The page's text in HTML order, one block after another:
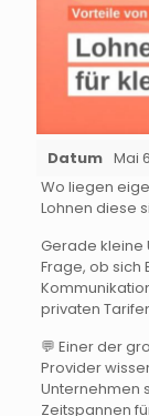
Datum Mai
Wo liegen
Lohnen diese
Gerade kleine
Frage, ob sich
privaten
💬 Einer der
Provider
Unternehmen
Zeitspannen